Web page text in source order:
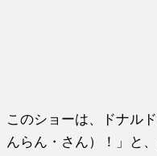
このショーは、ドナル
んらん・さん）！」と